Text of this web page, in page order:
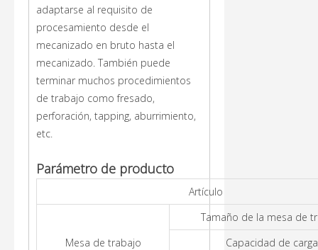
adaptarse al requisito de
procesamiento desde el
mecanizado en bruto hasta el
mecanizado. También puede
terminar muchos procedimientos
de trabajo como fresado,
perforación, tapping, aburrimiento,
etc.
Parámetro de producto
Artículo
Mesa de trabajo
Tamaño de la mesa de
Capacidad de carga